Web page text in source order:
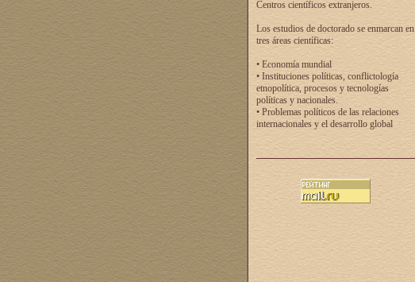
Centros científicos extranjeros.
Los estudios de doctorado se enmarcan en
tres áreas científicas:
• Economía mundial
• Instituciones políticas, conflictología
etnopolítica, procesos y tecnologías
políticas y nacionales.
• Problemas políticos de las relaciones
internacionales y el desarrollo global